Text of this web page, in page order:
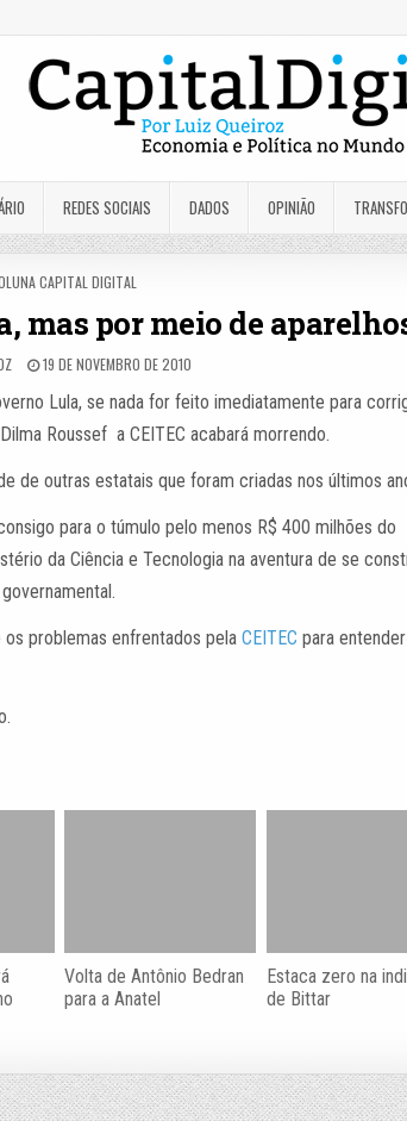
REDES SOCIAIS DADOS OPINIÃO
CAPITAL DIGITAL
mas por meio de
19 DE NOVEMBRO DE 2010
Lula, se nada for feito imediatamente para
Roussef a CEITEC acabará morrendo.
de outras estatais que foram criadas nos últimos
para o túmulo pelo menos R$ 400 milhões do
da Ciência e Tecnologia na aventura de se
problemas enfrentados pelaCEITEC para
Volta de Antônio Bedran
para a Anatel
Estaca zero na
de Bittar